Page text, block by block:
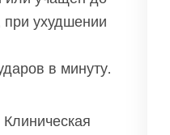
при ухудшении
в минуту.